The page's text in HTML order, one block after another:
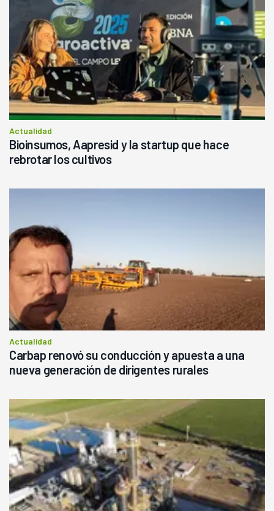
Actualidad
Bioinsumos, Aapresid y la startup que hace
rebrotar los cultivos
Actualidad
Carbap renovó su conducción y apuesta a una
nueva generación de dirigentes rurales